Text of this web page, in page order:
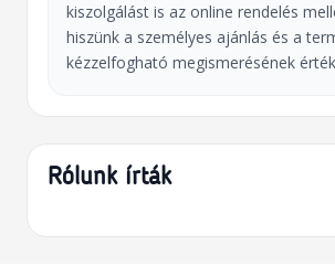
kiszolgálást is az online rendelés
hiszünk a személyes ajánlás és a
kézzelfogható megismerésének
Rólunk írták